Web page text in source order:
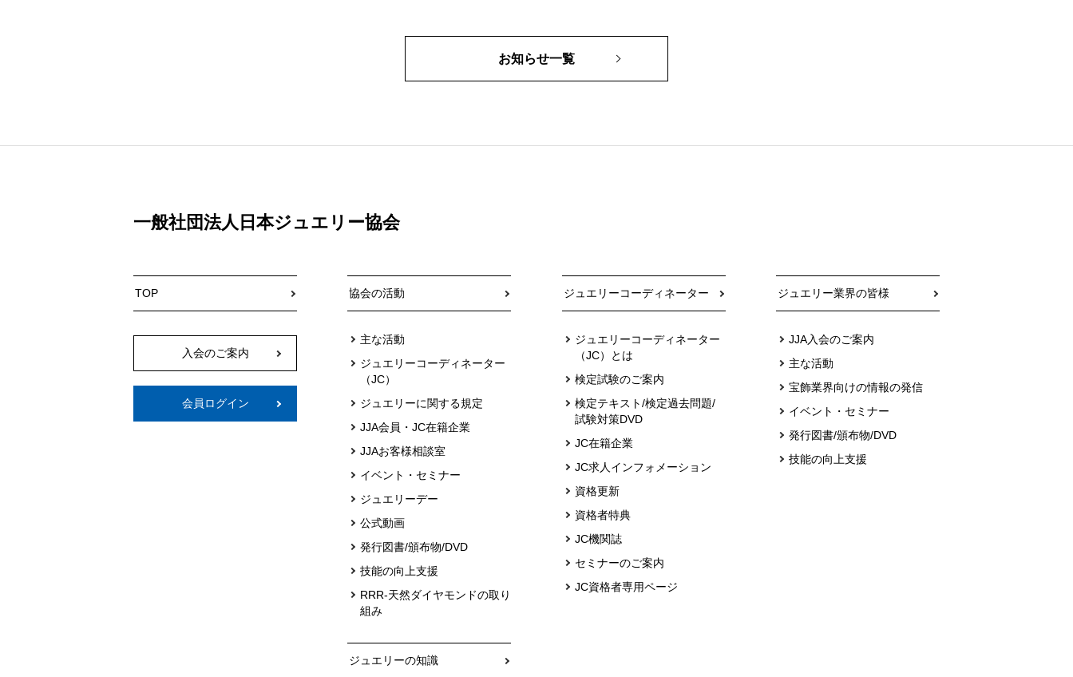
お知らせ一覧
一般社団法人日本ジュエリー協会
TOP
入会のご案内
会員ログイン
協会の活動
主な活動
ジュエリーコーディネーター
（JC）
ジュエリーに関する規定
JJA会員・JC在籍企業
JJAお客様相談室
イベント・セミナー
ジュエリーデー
公式動画
発行図書/頒布物/DVD
技能の向上支援
RRR-天然ダイヤモンドの取り
組み
ジュエリーの知識
ジュエリーコーディネーター
ジュエリーコーディネーター
（JC）とは
検定試験のご案内
検定テキスト/検定過去問題/
試験対策DVD
JC在籍企業
JC求人インフォメーション
資格更新
資格者特典
JC機関誌
セミナーのご案内
JC資格者専用ページ
ジュエリー業界の皆様
JJA入会のご案内
主な活動
宝飾業界向けの情報の発信
イベント・セミナー
発行図書/頒布物/DVD
技能の向上支援